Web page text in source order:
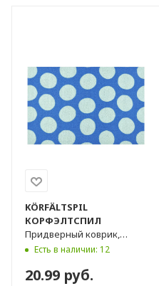
KÖRFÄLTSPIL
КОРФЭЛТСПИЛ
Придверный коврик,
синий/зеленый, 40х60 см
Есть в наличии: 12
20.99 руб.